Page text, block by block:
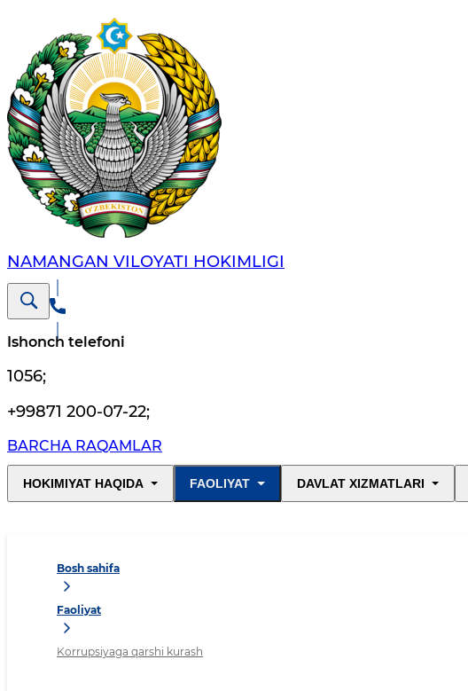
NAMANGAN VILОYATI HОKIMLIGI
Ishonch telefoni
1056;
+99871 200-07-22;
BARCHA RAQAMLAR
HOKIMIYAT HAQIDA FAOLIYAT DAVLAT XIZMATLARI
Bosh sahifa
Faoliyat
Korrupsiyaga qarshi kurash